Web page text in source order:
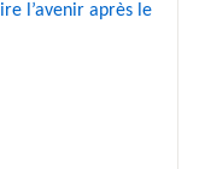
l’avenir après le